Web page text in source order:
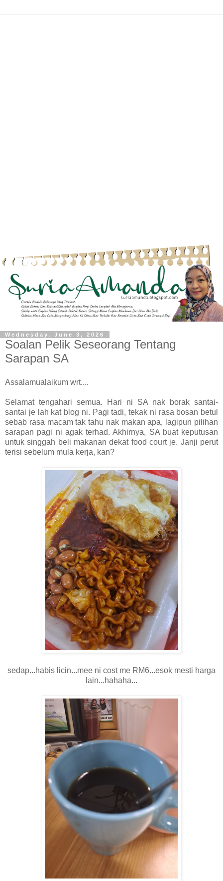
Wednesday, June 3, 2026
Soalan Pelik Seseorang Tentang
Sarapan SA
Assalamualaikum wrt....
Selamat tengahari semua. Hari ni SA nak borak santai-
santai je lah kat blog ni. Pagi tadi, tekak ni rasa bosan betul
sebab rasa macam tak tahu nak makan apa, lagipun pilihan
sarapan pagi ni agak terhad. Akhirnya, SA buat keputusan
untuk singgah beli makanan dekat food court je. Janji perut
terisi sebelum mula kerja, kan?
sedap...habis licin...mee ni cost me RM6...esok mesti harga
lain...hahaha...